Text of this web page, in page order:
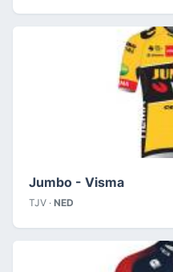
Jumbo - Visma
TJV · NED